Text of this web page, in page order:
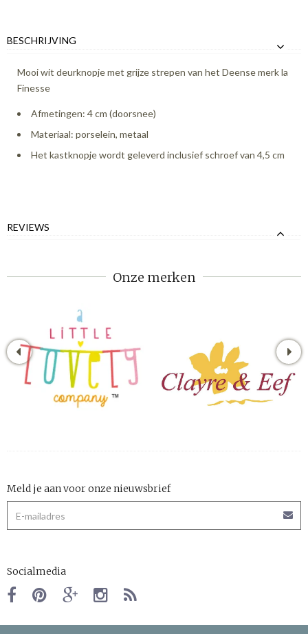
BESCHRIJVING
Mooi wit deurknopje met grijze strepen van het Deense merk la
Finesse
Afmetingen: 4 cm (doorsnee)
Materiaal: porselein, metaal
Het kastknopje wordt geleverd inclusief schroef van 4,5 cm
REVIEWS
Onze merken
Meld je aan voor onze nieuwsbrief
Socialmedia